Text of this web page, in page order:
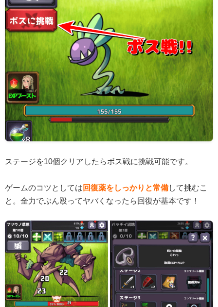
ステージを10個クリアしたらボス戦に挑戦可能です。
ゲームのコツとしては 回復薬をしっかりと常備して挑むこ
と。全力でぶん殴ってヤバくなったら回復が基本です！